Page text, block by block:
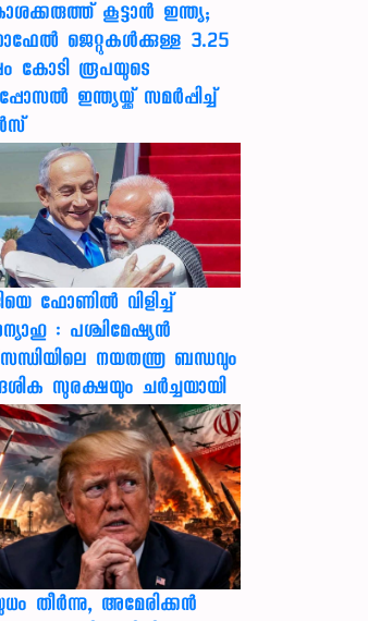
കൂട്ടാൻ ഇന്ത്യ;
ജെറ്റുകൾക്കുള്ള 3.25
കോടി രൂപയുടെ
ഇന്ത്യയ്ക്ക് സമർപ്പിച്ച്
ഫോണിൽ വിളിച്ച്
: പശ്ചിമേഷ്യൻ
നയതന്ത്ര ബന്ധവും
സുരക്ഷയും ചർച്ചയായി
തീർന്നു, അമേരിക്കൻ